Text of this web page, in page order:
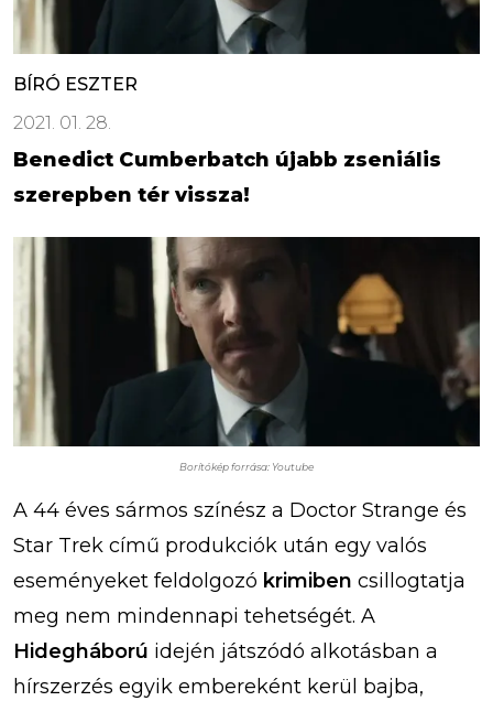
BÍRÓ ESZTER
2021. 01. 28.
Benedict Cumberbatch újabb zseniális
szerepben tér vissza!
Borítókép forrása: Youtube
A 44 éves sármos színész a Doctor Strange és
Star Trek című produkciók után egy valós
eseményeket feldolgozó krimiben csillogtatja
meg nem mindennapi tehetségét. A
Hidegháború idején játszódó alkotásban a
hírszerzés egyik embereként kerül bajba,